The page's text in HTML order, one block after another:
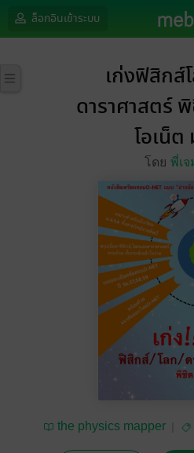
ล็อกอินเข้าระบบ
เก่งฟิสิกส์
ดาราศาสตร์
โอเน็ต
โดย พี่เ
the physics mapper